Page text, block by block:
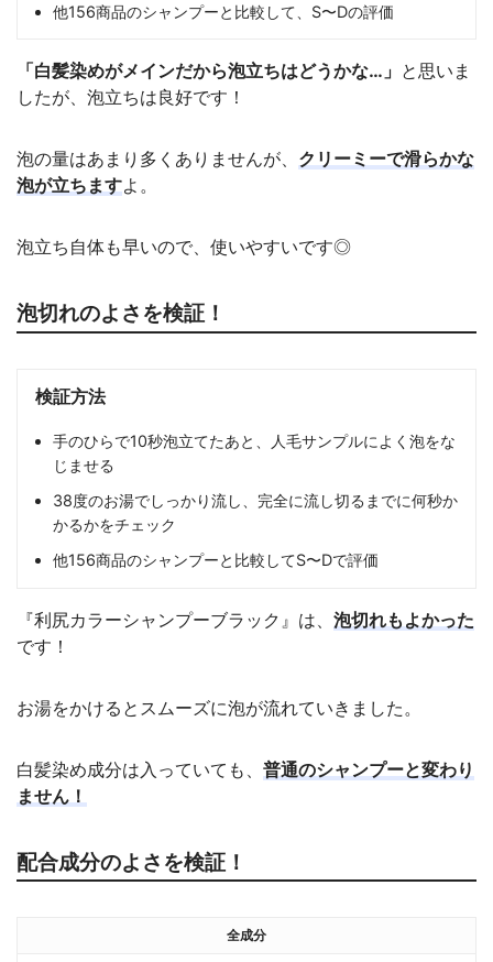
他156商品のシャンプーと比較して、S〜Dの評価
「白髪染めがメインだから泡立ちはどうかな…」 と思いま
したが、泡立ちは良好です！
泡の量はあまり多くありませんが、 クリーミーで滑らかな
泡が立ちますよ。
泡立ち自体も早いので、使いやすいです◎
泡切れのよさを検証！
検証方法
手のひらで10秒泡立てたあと、人毛サンプルによく泡をな
じませる
38度のお湯でしっかり流し、完全に流し切るまでに何秒か
かるかをチェック
他156商品のシャンプーと比較してS〜Dで評価
『利尻カラーシャンプーブラック』は、 泡切れもよかった
です！
お湯をかけるとスムーズに泡が流れていきました。
白髪染め成分は入っていても、 普通のシャンプーと変わり
ません！
配合成分のよさを検証！
全成分